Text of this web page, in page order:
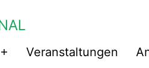
Menü
Veranstaltungen